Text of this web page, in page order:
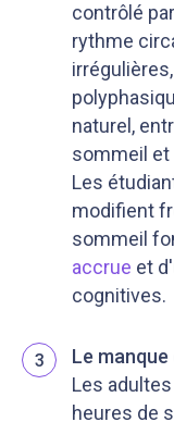
contrôlé
rythme
naturel,
sommeil et
Les
modifient
sommeil
accrue et
cognitives.
3
Le manque
Les
heures de